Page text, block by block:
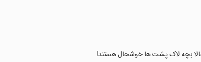
بچه لاک پشت ها خوشحال هستند!